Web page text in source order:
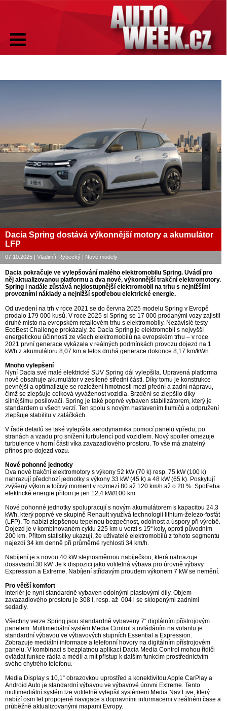
Dacia Spring dostává výkonnější motory a akumulátor
LFP
07.10.2025 | Vladimír Rybecký | Nové modely
Dacia pokračuje ve vylepšování malého elektromobilu Spring. Uvádí pro
něj aktualizovanou platformu a dva nové, výkonnější trakční elektromotory.
Spring i nadále zůstává nejdostupnější elektromobil na trhu s nejnižšími
provozními náklady a nejnižší spotřebou elektrické energie.
Od uvedení na trh v roce 2021 se do června 2025 modelu Spring v Evropě
prodalo 179 000 kusů. V roce 2025 si Spring se 17 000 prodanými vozy zajistil
druhé místo na evropském retailovém trhu s elektromobily. Nezávislé testy
EcoBest Challenge prokázaly, že Dacia Spring je elektromobil s nejvyšší
energetickou účinností ze všech elektromobilů na evropském trhu – v roce
2021 první generace vykázala v reálných podmínkách provozu dojezd na 1
kWh z akumulátoru 8,07 km a letos druhá generace dokonce 8,17 km/kWh.
Mnoho vylepšení
Nyní Dacia své malé elektrické SUV Spring dál vylepšila. Upravená platforma
nově obsahuje akumulátor v zesílené střední části. Díky tomu je konstrukce
pevnější a optimalizuje se rozložení hmotnosti mezi přední a zadní nápravu,
čímž se zlepšuje celková vyváženost vozidla. Brzdění se zlepšilo díky
silnějšímu posilovači. Spring je také poprvé vybaven stabilizátorem, který je
standardem u všech verzí. Ten spolu s novým nastavením tlumičů a odpružení
zlepšuje stabilitu v zatáčkách.
V řadě detailů se také vylepšila aerodynamika pomocí panelů vpředu, po
stranách a vzadu pro snížení turbulencí pod vozidlem. Nový spoiler omezuje
turbulence v horní části víka zavazadlového prostoru. To vše má znatelný
přínos pro dojezd vozu.
Nové pohonné jednotky
Dva nové trakční elektromotory s výkony 52 kW (70 k) resp. 75 kW (100 k)
nahrazují předchozí jednotky s výkony 33 kW (45 k) a 48 kW (65 k). Poskytují
zvýšený výkon a točivý moment v rozmezí 80 až 120 km/h až o 20 %. Spotřeba
elektrické energie přitom je jen 12,4 kW/100 km.
Nové pohonné jednotky spolupracují s novým akumulátorem s kapacitou 24,3
kWh, který poprvé ve skupině Renault využívá technologii lithium-železo-fosfát
(LFP). To nabízí zlepšenou tepelnou bezpečnost, odolnost a úspory při výrobě.
Dojezd je v kombinovaném cyklu 225 km u verzí s 15“ koly, oproti původním
200 km. Přitom statistiky ukazují, že uživatelé elektromobilů z tohoto segmentu
najezdí 34 km denně při průměrné rychlosti 34 km/h.
Nabíjení je s novou 40 kW stejnosměrnou nabíječkou, která nahrazuje
dosavadní 30 kW. Je k dispozici jako volitelná výbava pro úrovně výbavy
Expression a Extreme. Nabíjení střídavým proudem výkonem 7 kW se nemění.
Pro větší komfort
Interiér je nyní standardně vybaven odolnými plastovými díly. Objem
zavazadlového prostoru je 308 l, resp. až 004 l se sklopenými zadními
sedadly.
Všechny verze Spring jsou standardně vybaveny 7“ digitálním přístrojovým
panelem. Multimediální systém Media Control s ovládáním na volantu je
standardní výbavou ve výbavových stupních Essential a Expression.
Zobrazuje mediální informace a telefonní hovory na digitálním přístrojovém
panelu. V kombinaci s bezplatnou aplikací Dacia Media Control mohou řidiči
ovládat funkce rádia a médií a mít přistup k dalším funkcím prostřednictvím
svého chytrého telefonu.
Media Display s 10,1“ obrazovkou uprostřed a konektivitou Apple CarPlay a
Android Auto je standardní výbavou ve výbavové úrovni Extreme. Tento
multimediální systém lze volitelně vylepšit systémem Media Nav Live, který
nabízí osm let propojené navigace s dopravními informacemi v reálném čase a
průběžně aktualizovanými mapami Evropy.